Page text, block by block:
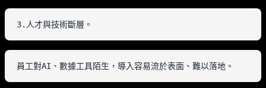
3.人才與技術斷層。
員工對AI、數據工具陌生，導入容易流於表面、難以落地。